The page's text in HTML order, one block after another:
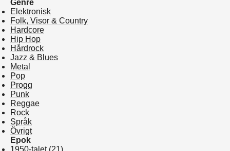
Genre
Elektronisk
Folk, Visor & Country
Hardcore
Hip Hop
Hårdrock
Jazz & Blues
Metal
Pop
Progg
Punk
Reggae
Rock
Språk
Övrigt
Epok
1950-talet(21)